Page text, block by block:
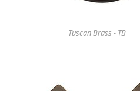
Tuscan Brass - TB